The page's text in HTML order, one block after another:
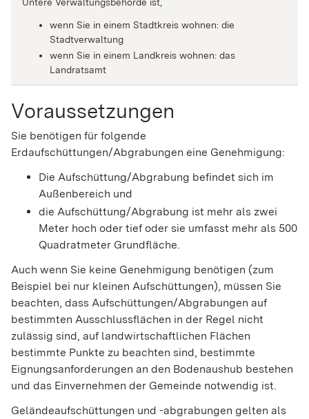
Untere Verwaltungsbehörde ist,
wenn Sie in einem Stadtkreis wohnen: die
Stadtverwaltung
wenn Sie in einem Landkreis wohnen: das
Landratsamt
Voraussetzungen
Sie benötigen für folgende
Erdaufschüttungen/Abgrabungen eine Genehmigung:
Die Aufschüttung/Abgrabung befindet sich im
Außenbereich und
die Aufschüttung/Abgrabung ist mehr als zwei
Meter hoch oder tief oder sie umfasst mehr als 500
Quadratmeter Grundfläche.
Auch wenn Sie keine Genehmigung benötigen (zum
Beispiel bei nur kleinen Aufschüttungen), müssen Sie
beachten, dass Aufschüttungen/Abgrabungen auf
bestimmten Ausschlussflächen in der Regel nicht
zulässig sind, auf landwirtschaftlichen Flächen
bestimmte Punkte zu beachten sind, bestimmte
Eignungsanforderungen an den Bodenaushub bestehen
und das Einvernehmen der Gemeinde notwendig ist.
Geländeaufschüttungen und -abgrabungen gelten als